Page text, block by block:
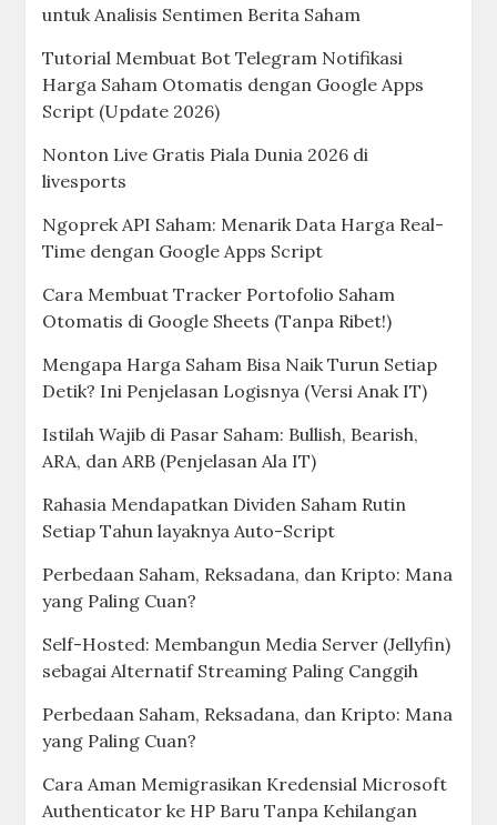
untuk Analisis Sentimen Berita Saham
Tutorial Membuat Bot Telegram Notifikasi
Harga Saham Otomatis dengan Google Apps
Script (Update 2026)
Nonton Live Gratis Piala Dunia 2026 di
livesports
Ngoprek API Saham: Menarik Data Harga Real-
Time dengan Google Apps Script
Cara Membuat Tracker Portofolio Saham
Otomatis di Google Sheets (Tanpa Ribet!)
Mengapa Harga Saham Bisa Naik Turun Setiap
Detik? Ini Penjelasan Logisnya (Versi Anak IT)
Istilah Wajib di Pasar Saham: Bullish, Bearish,
ARA, dan ARB (Penjelasan Ala IT)
Rahasia Mendapatkan Dividen Saham Rutin
Setiap Tahun layaknya Auto-Script
Perbedaan Saham, Reksadana, dan Kripto: Mana
yang Paling Cuan?
Self-Hosted: Membangun Media Server (Jellyfin)
sebagai Alternatif Streaming Paling Canggih
Perbedaan Saham, Reksadana, dan Kripto: Mana
yang Paling Cuan?
Cara Aman Memigrasikan Kredensial Microsoft
Authenticator ke HP Baru Tanpa Kehilangan